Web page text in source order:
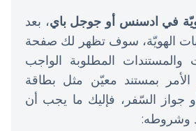
في ادسنس أو جوجل باي، بعد
الهويّة، سوف تظهر لك صفحة
والمستندات المطلوبة الواجب
الأمر بمستند معيّن مثل بطاقة
جواز السّفر، فإليك ما يجب أن
وشروطه: